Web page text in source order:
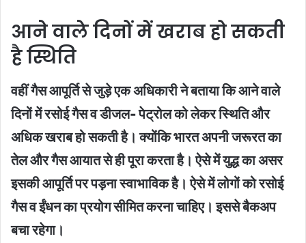
आने वाले दिनों में खराब हो सकती
है स्थिति
वहीं गैस आपूर्ति से जुड़े एक अधिकारी ने बताया कि आने वाले
दिनों में रसोई गैस व डीजल- पेट्रोल को लेकर स्थिति और
अधिक खराब हो सकती है। क्योंकि भारत अपनी जरूरत का
तेल और गैस आयात से ही पूरा करता है। ऐसे में युद्ध का असर
इसकी आपूर्ति पर पड़ना स्वाभाविक है। ऐसे में लोगों को रसोई
गैस व ईंधन का प्रयोग सीमित करना चाहिए। इससे बैकअप
बचा रहेगा।